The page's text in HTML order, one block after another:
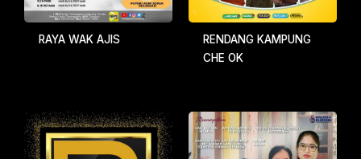
RAYA WAK AJIS
RENDANG KAMPUNG
CHE OK